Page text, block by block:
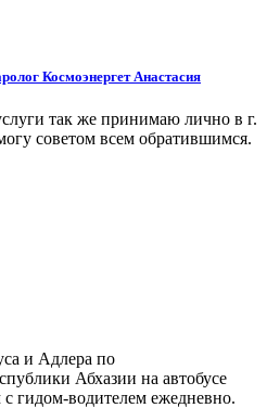
Космоэнергет Анастасия
так же принимаю лично в г.
советом всем обратившимся.
и Адлера по
Абхазии на автобусе
гидом-водителем ежедневно.